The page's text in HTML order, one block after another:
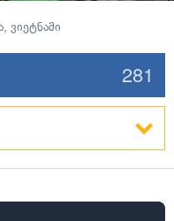
, ვიეტნამი
281